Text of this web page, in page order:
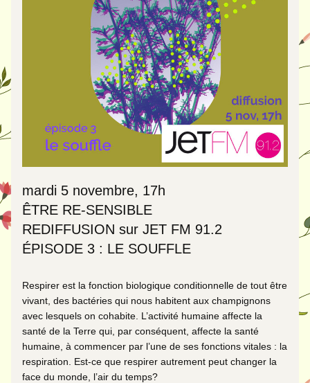
mardi 5 novembre, 17h
ÊTRE RE-SENSIBLE
REDIFFUSION sur JET FM 91.2
ÉPISODE 3 : LE SOUFFLE
Respirer est la fonction biologique conditionnelle de tout être
vivant, des bactéries qui nous habitent aux champignons
avec lesquels on cohabite. L’activité humaine affecte la
santé de la Terre qui, par conséquent, affecte la santé
humaine, à commencer par l’une de ses fonctions vitales : la
respiration. Est-ce que respirer autrement peut changer la
face du monde, l’air du temps?